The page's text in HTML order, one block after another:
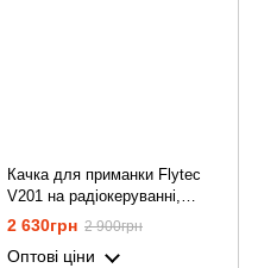
Качка для приманки Flytec
V201 на радіокеруванні,
радіокерована качка, до 50 м
2 630грн 2 900грн
Оптові ціни